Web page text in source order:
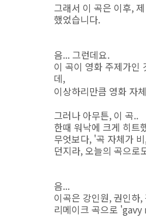
그래서 이 곡은 이후,
했었습니다.
음... 그런데요.
이 곡이 영화 주제가인
데,
이상하리만큼 영화 자
그러나 아무튼, 이 곡..
한때 워낙에 크게 히트
무엇보다, '곡 자체가
던지라, 오늘의 곡으로
음...
이곡은 강인원, 권인하
리메이크 곡으로